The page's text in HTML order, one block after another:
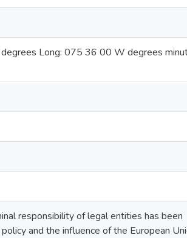
Long: 075 36 00 W degrees
responsibility of legal entities has been
and the influence of the European